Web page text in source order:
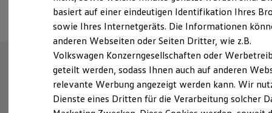
Technologie
Kosten und Kauf
Verbrauchskosten
Kaufoptionen
E-Auto-Förderung
Software und Konnektivität
Die ID. Software 6
ID. Software Versionen und Updates
Digitale Extras
Schnittstellen zu Ihrem ID.
basiert auf einer eindeutigen Identifikation Ihres
sowie Ihres Internetgeräts. Die Informationen
anderen Webseiten oder Seiten Dritter, wie z.B.
Volkswagen Konzerngesellschaften oder
geteilt werden, sodass Ihnen auch auf anderen
relevante Werbung angezeigt werden kann. Wir
Dienste eines Dritten für die Verarbeitung solcher